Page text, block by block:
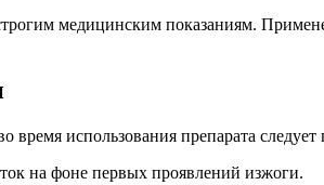
медицинским показаниям.
использования препарата
на фоне первых проявлений изжоги.